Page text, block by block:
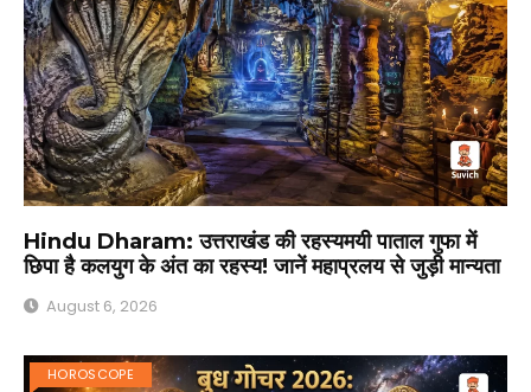
Hindu Dharam: उत्तराखंड की रहस्यमयी पाताल गुफा में
छिपा है कलयुग के अंत का रहस्य! जानें महाप्रलय से जुड़ी मान्यता
August 6, 2026
HOROSCOPE